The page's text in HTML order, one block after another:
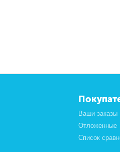
Ваши заказы
Отложенные
Список